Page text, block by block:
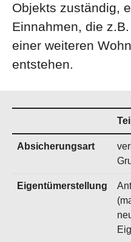
Objekts zuständig,
Einnahmen, die
einer weiteren
entstehen.
Absicherungsart
Eigentümerstellung